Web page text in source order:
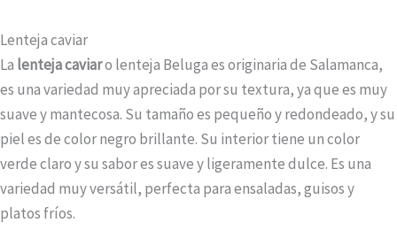
Lenteja caviar
La lenteja caviaro lenteja Beluga es originaria de Salamanca,
es una variedad muy apreciada por su textura, ya que es muy
suave y mantecosa. Su tamaño es pequeño y redondeado, y su
piel es de color negro brillante. Su interior tiene un color
verde claro y su sabor es suave y ligeramente dulce. Es una
variedad muy versátil, perfecta para ensaladas, guisos y
platos fríos.